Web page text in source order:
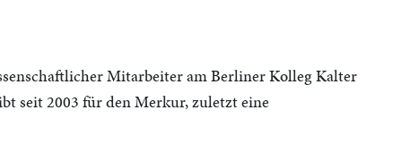
Mitarbeiter am Berliner Kolleg Kalter
seit 2003 für den Merkur, zuletzt eine